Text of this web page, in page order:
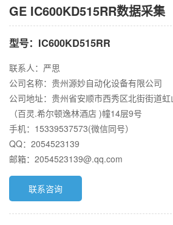
GE IC600KD515RR数据采集
型号：IC600KD515RR
联系人：严思
公司名称：贵州源妙自动化设备有限公司
公司地址：贵州省安顺市西秀区北街街道
（百灵.希尔顿逸林酒店 )幢14层9号
手机：15339537573(微信同号）
QQ：2054523139
邮箱：2054523139@.qq.com
联系咨询